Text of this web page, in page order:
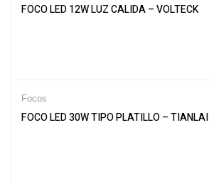
FOCO LED 12W LUZ CALIDA – VOLTECK
Focos
FOCO LED 30W TIPO PLATILLO – TIANLAI